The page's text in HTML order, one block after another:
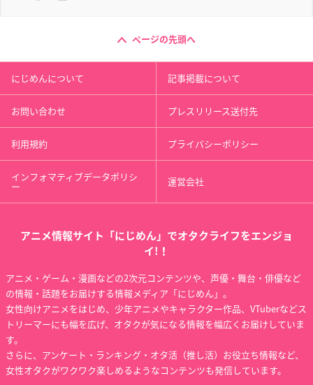
ページの先頭へ
にじめんについて 記事掲載について
お問い合わせ プレスリリース送付先
利用規約 プライバシーポリシー
インフォマティブデータポリシ
ー 運営会社
アニメ情報サイト「にじめん」でオタクライフをエンジョ
イ!！
アニメ・ゲーム・漫画などの2次元コンテンツや、声優・舞台・俳優など
の情報・話題をお届けする情報メディア「にじめん」。
女性向けアニメをはじめ、少年アニメやキャラクター作品、VTuberなどス
トリーマーにも幅を広げ、オタクが気になる情報を幅広くお届けしていま
す。
さらに、アンケート・ランキング・オタ活（推し活）お役立ち情報など、
女性オタクがワクワク楽しめるようなコンテンツも発信しています。